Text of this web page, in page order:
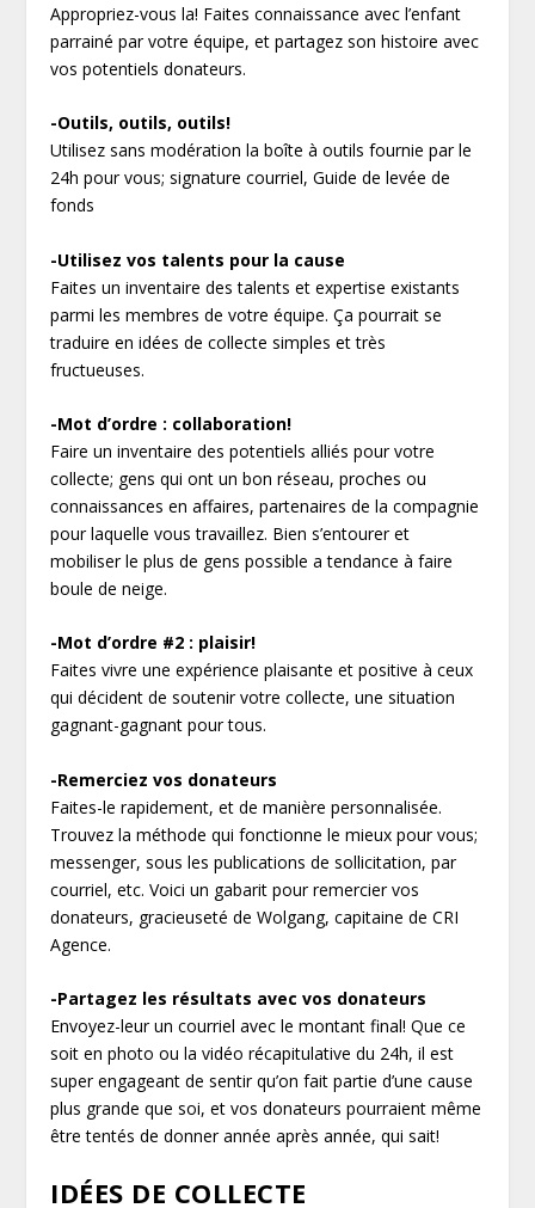
Appropriez-vous la! Faites connaissance avec l’enfant
parrainé par votre équipe, et partagez son histoire avec
vos potentiels donateurs.
-Outils, outils, outils!
Utilisez sans modération la boîte à outils fournie par le
24h pour vous; signature courriel, Guide de levée de
fonds
-Utilisez vos talents pour la cause
Faites un inventaire des talents et expertise existants
parmi les membres de votre équipe. Ça pourrait se
traduire en idées de collecte simples et très
fructueuses.
-Mot d’ordre : collaboration!
Faire un inventaire des potentiels alliés pour votre
collecte; gens qui ont un bon réseau, proches ou
connaissances en affaires, partenaires de la compagnie
pour laquelle vous travaillez. Bien s’entourer et
mobiliser le plus de gens possible a tendance à faire
boule de neige.
-Mot d’ordre #2 : plaisir!
Faites vivre une expérience plaisante et positive à ceux
qui décident de soutenir votre collecte, une situation
gagnant-gagnant pour tous.
-Remerciez vos donateurs
Faites-le rapidement, et de manière personnalisée.
Trouvez la méthode qui fonctionne le mieux pour vous;
messenger, sous les publications de sollicitation, par
courriel, etc. Voici un gabarit pour remercier vos
donateurs, gracieuseté de Wolgang, capitaine de CRI
Agence.
-Partagez les résultats avec vos donateurs
Envoyez-leur un courriel avec le montant final! Que ce
soit en photo ou la vidéo récapitulative du 24h, il est
super engageant de sentir qu’on fait partie d’une cause
plus grande que soi, et vos donateurs pourraient même
être tentés de donner année après année, qui sait!
IDÉES DE COLLECTE